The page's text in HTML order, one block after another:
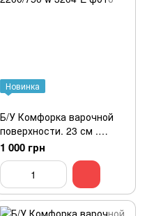
Новинка
Б/У Комфорка варочной
поверхности. 23 см .
2200/750 w
1 000 грн